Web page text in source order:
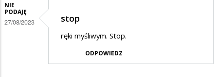
NIE
PODAJĘ
27/08/2023 stop
ręki myśliwym. Stop.
ODPOWIEDZ